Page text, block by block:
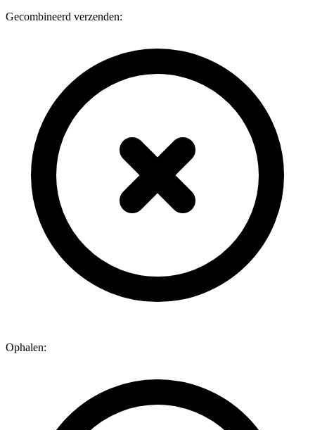
Gecombineerd verzenden:
Ophalen: